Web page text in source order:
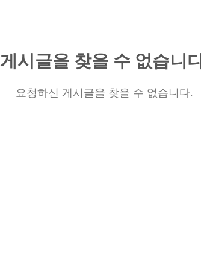
게시글을 찾을 수 없습니
요청하신 게시글을 찾을 수 없습니다.